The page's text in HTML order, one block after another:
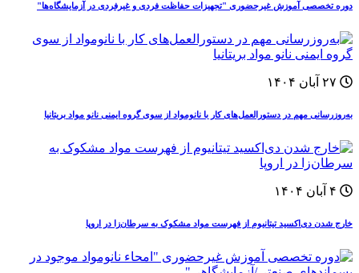
دوره‌ تخصصی آموزش غيرحضوری "تجهیزات حفاظت فردی و غیرفردی در آزمایشگاه‌ها"
به‌روزرسانی مهم در دستورالعمل‌های کار با نانومواد از سوی گروه ایمنی نانو مواد بریتانیا
خارج شدن دی‌اکسید تیتانیوم از فهرست مواد مشکوک به سرطان‌زا در اروپا